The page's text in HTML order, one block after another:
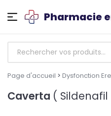
Pharmacie
Page d'accueil > Dysfonction
Caverta (